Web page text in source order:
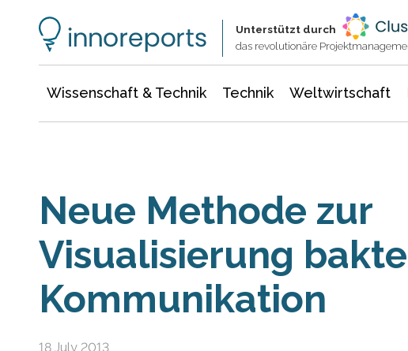
Unterstützt durch
das revolutionäre
Wissenschaft & Technik Technik Weltwirtschaft
Neue Methode zur
Visualisierung
Kommunikation
18 July 2013